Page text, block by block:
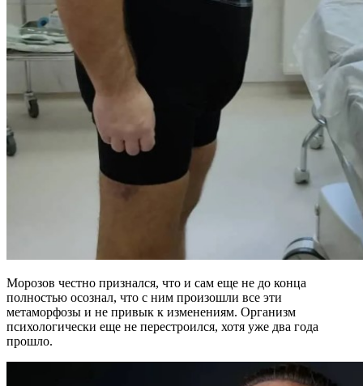
Морозов честно признался, что и сам еще не до конца
полностью осознал, что с ним произошли все эти
метаморфозы и не привык к изменениям. Организм
психологически еще не перестроился, хотя уже два года
прошло.